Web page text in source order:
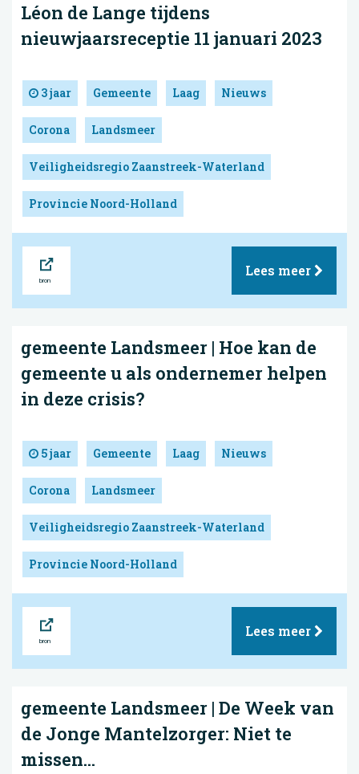
Léon de Lange tijdens
nieuwjaarsreceptie 11 januari 2023
3 jaar Gemeente Laag Nieuws
Corona Landsmeer
Veiligheidsregio Zaanstreek-Waterland
Provincie Noord-Holland
Lees meer
gemeente Landsmeer | Hoe kan de
gemeente u als ondernemer helpen
in deze crisis?
5 jaar Gemeente Laag Nieuws
Corona Landsmeer
Veiligheidsregio Zaanstreek-Waterland
Provincie Noord-Holland
Lees meer
gemeente Landsmeer | De Week van
de Jonge Mantelzorger: Niet te
missen...